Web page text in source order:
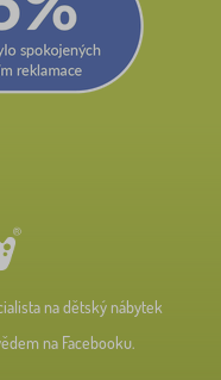
na dětský nábytek
na Facebooku.